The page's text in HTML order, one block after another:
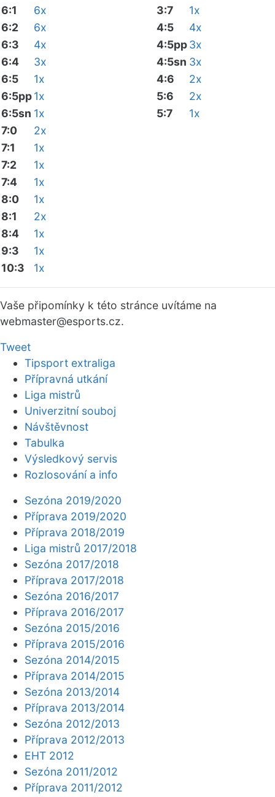
6:1
6x
6:2
6x
6:3
4x
6:4
3x
6:5
1x
6:5pp1x
6:5sn 1x
7:0
2x
7:1
1x
7:2
1x
7:4
1x
8:0
1x
8:1
2x
8:4
1x
9:3
1x
10:3
1x
3:7
1x
4:5
4x
4:5pp3x
4:5sn 3x
4:6
2x
5:6
2x
5:7
1x
Vaše připomínky k této stránce uvítáme na
webmaster@esports.cz.
Tweet
Tipsport extraliga
Přípravná utkání
Liga mistrů
Univerzitní souboj
Návštěvnost
Tabulka
Výsledkový servis
Rozlosování a info
Sezóna 2019/2020
Příprava 2019/2020
Příprava 2018/2019
Liga mistrů 2017/2018
Sezóna 2017/2018
Příprava 2017/2018
Sezóna 2016/2017
Příprava 2016/2017
Sezóna 2015/2016
Příprava 2015/2016
Sezóna 2014/2015
Příprava 2014/2015
Sezóna 2013/2014
Příprava 2013/2014
Sezóna 2012/2013
Příprava 2012/2013
EHT 2012
Sezóna 2011/2012
Příprava 2011/2012